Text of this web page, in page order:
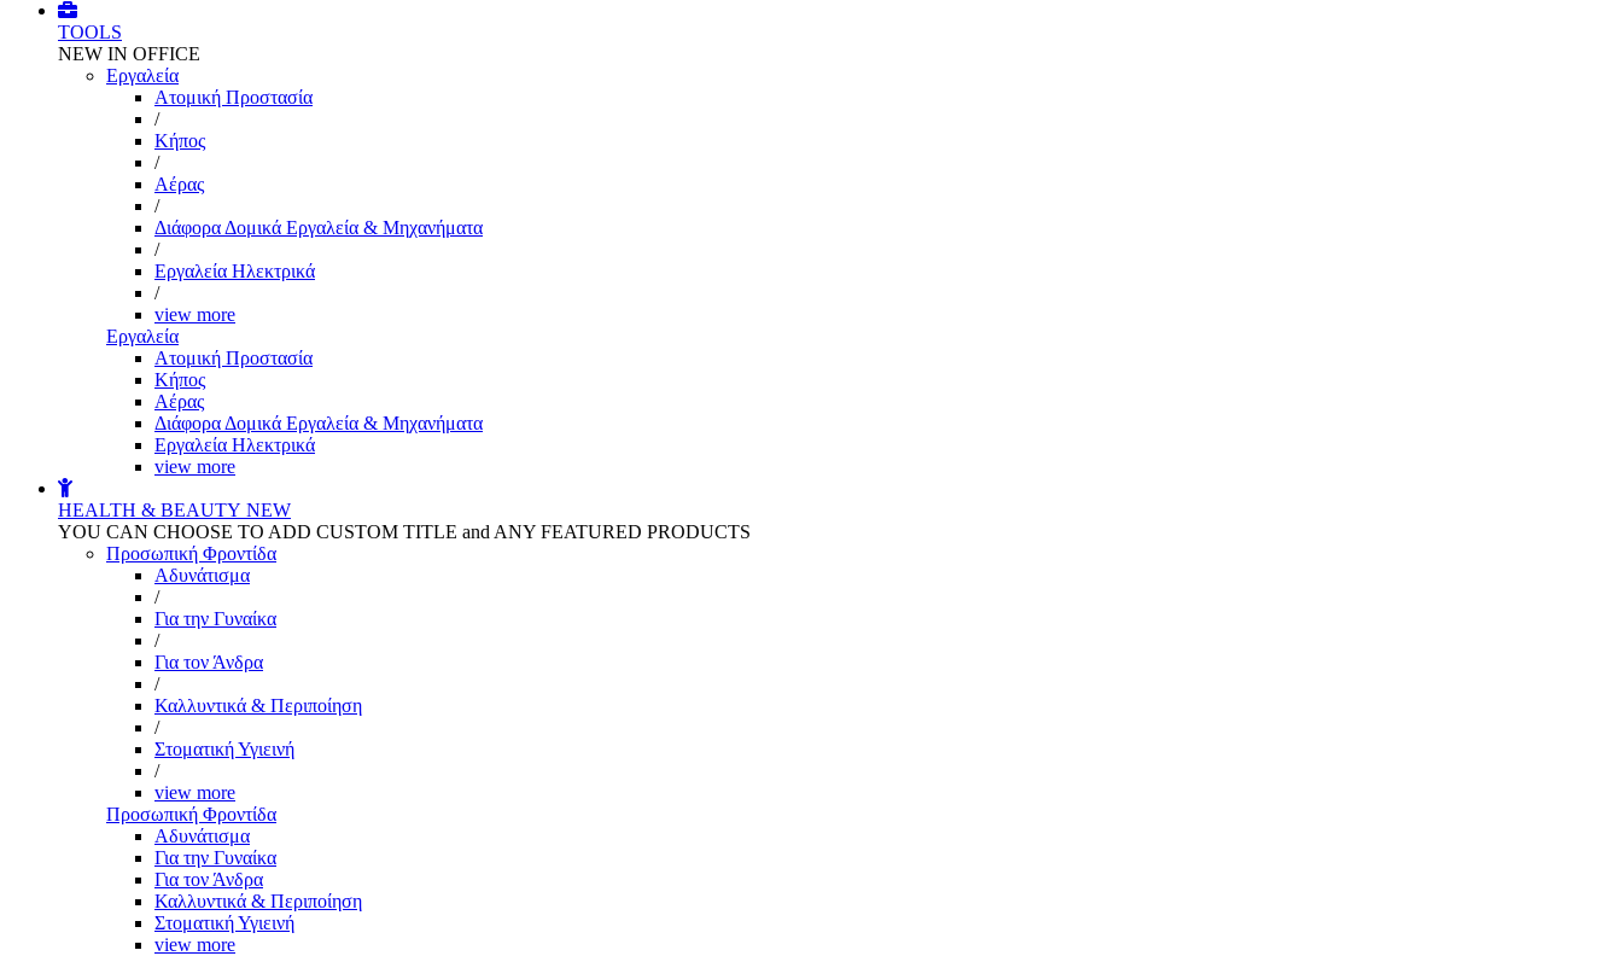
TOOLS
NEW IN OFFICE
Εργαλεία
Aτομική Προστασία
/
Kήπος
/
Αέρας
/
Διάφορα Δομικά Εργαλεία & Μηχανήματα
/
Εργαλεία Ηλεκτρικά
/
view more
Εργαλεία
Aτομική Προστασία
Kήπος
Αέρας
Διάφορα Δομικά Εργαλεία & Μηχανήματα
Εργαλεία Ηλεκτρικά
view more
HEALTH & BEAUTY NEW
YOU CAN CHOOSE TO ADD CUSTOM TITLE and ANY FEATURED PRODUCTS
Προσωπική Φροντίδα
Αδυνάτισμα
/
Για την Γυναίκα
/
Για τον Άνδρα
/
Καλλυντικά & Περιποίηση
/
Στοματική Υγιεινή
/
view more
Προσωπική Φροντίδα
Αδυνάτισμα
Για την Γυναίκα
Για τον Άνδρα
Καλλυντικά & Περιποίηση
Στοματική Υγιεινή
view more